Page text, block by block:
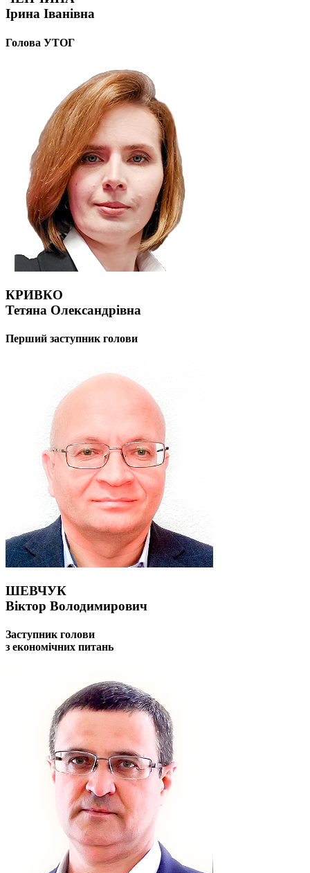
Ірина Іванівна
Голова УТОГ
КРИВКО
Тетяна Олександрівна
Перший заступник голови
ШЕВЧУК
Віктор Володимирович
Заступник голови
з економічних питань